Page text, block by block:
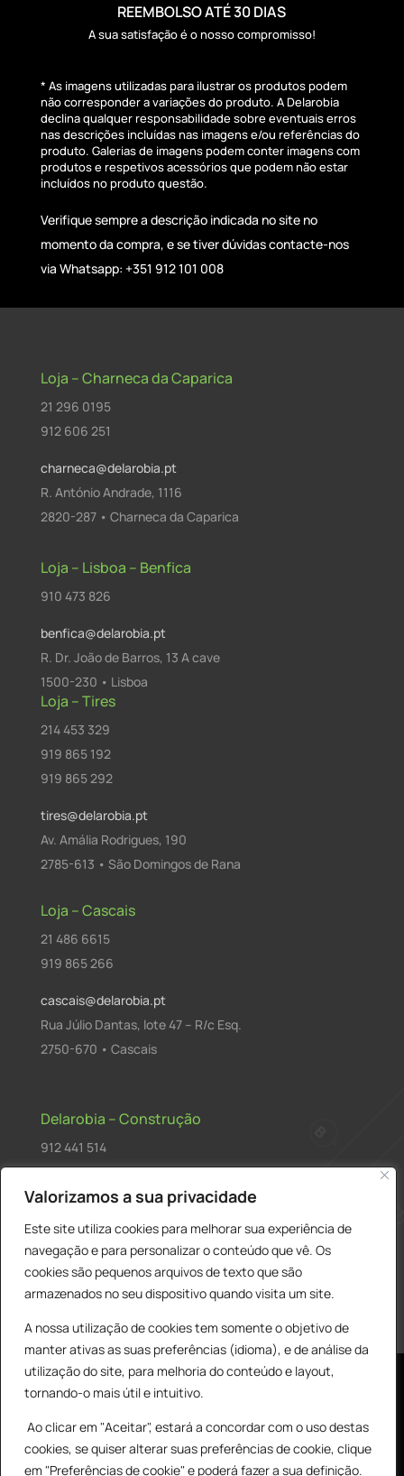
Valorizamos a sua privacidade
Este site utiliza cookies para melhorar sua experiência de
navegação e para personalizar o conteúdo que vê. Os
cookies são pequenos arquivos de texto que são
armazenados no seu dispositivo quando visita um site.
A nossa utilização de cookies tem somente o objetivo de
manter ativas as suas preferências (idioma), e de análise da
utilização do site, para melhoria do conteúdo e layout,
tornando-o mais útil e intuitivo.
Ao clicar em "Aceitar", estará a concordar com o uso destas
cookies, se quiser alterar suas preferências de cookie, clique
em "Preferências de cookie" e poderá fazer a sua definição.
REEMBOLSO ATÉ 30 DIAS
A sua satisfação é o nosso compromisso!
* As imagens utilizadas para ilustrar os produtos podem
não corresponder a variações do produto. A Delarobia
declina qualquer responsabilidade sobre eventuais erros
nas descrições incluídas nas imagens e/ou referências do
produto. Galerias de imagens podem conter imagens com
produtos e respetivos acessórios que podem não estar
incluídos no produto questão.
Verifique sempre a descrição indicada no site no
momento da compra, e se tiver dúvidas contacte-nos
via Whatsapp: +351 912 101 008
Loja – Charneca da Caparica
21 296 0195
912 606 251
charneca@delarobia.pt
R. António Andrade, 1116
2820-287 • Charneca da Caparica
Loja – Lisboa – Benfica
910 473 826
benfica@delarobia.pt
R. Dr. João de Barros, 13 A cave
1500-230 • Lisboa
Loja – Tires
214 453 329
919 865 192
919 865 292
tires@delarobia.pt
Av. Amália Rodrigues, 190
2785-613 • São Domingos de Rana
Loja – Cascais
21 486 6615
919 865 266
cascais@delarobia.pt
Rua Júlio Dantas, lote 47 – R/c Esq.
2750-670 • Cascais
Delarobia – Construção
912 441 514
R. António Andrade, 1171
2820-287 • Charneca de Caparica
Products
search PESQUISAR
© All Copyright 2025 by Delarobia.pt 0